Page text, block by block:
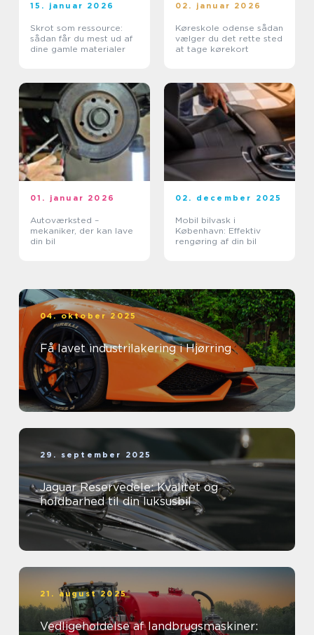
15. januar 2026
Skrot som ressource:
sådan får du mest ud af
dine gamle materialer
02. januar 2026
Køreskole odense sådan
vælger du det rette sted
at tage kørekort
01. januar 2026
Autoværksted –
mekaniker, der kan lave
din bil
02. december 2025
Mobil bilvask i
København: Effektiv
rengøring af din bil
04. oktober 2025
Få lavet industrilakering i Hjørring
29. september 2025
Jaguar Reservedele: Kvalitet og
holdbarhed til din luksusbil
21. august 2025
Vedligeholdelse af landbrugsmaskiner: